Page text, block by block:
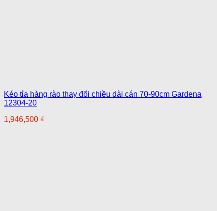
Kéo tỉa hàng rào thay đổi chiều dài cán 70-90cm Gardena
12304-20
1,946,500 ₫